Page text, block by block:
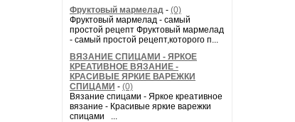
Фруктовый мармелад - (0)
Фруктовый мармелад - самый
простой рецепт Фруктовый мармелад
- самый простой рецепт,которого п...
ВЯЗАНИЕ СПИЦАМИ - ЯРКОЕ
КРЕАТИВНОЕ ВЯЗАНИЕ -
КРАСИВЫЕ ЯРКИЕ ВАРЕЖКИ
СПИЦАМИ - (0)
Вязание спицами - Яркое креативное
вязание - Красивые яркие варежки
спицами ...